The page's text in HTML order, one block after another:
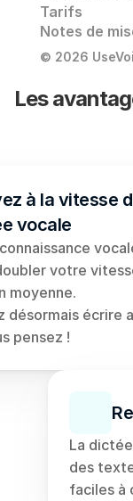
Les
à la vitesse
vocale
votre
moyenne.
désormais écrire
pensez !
La
des
faciles à
© 2026
Tarifs
Notes de